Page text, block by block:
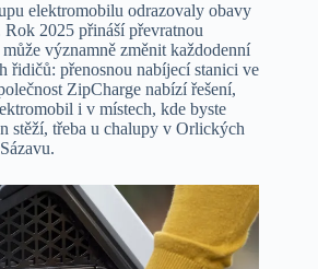
elektromobilu odrazovaly obavy
2025 přináší převratnou
významně změnit každodenní
řidičů: přenosnou nabíjecí stanici ve
ZipCharge nabízí řešení,
i v místech, kde byste
stěží, třeba u chalupy v Orlických